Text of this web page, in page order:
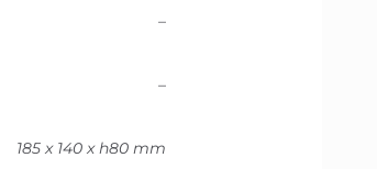
–
–
185 x 140 x h80 mm